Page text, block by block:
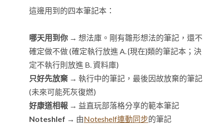
這邊用到的四本筆記本：
哪天用到你 → 想法庫。剛有雛形想法的筆記，還不
確定做不做 (確定執行放進 A. {現在}類的筆記本；決
定不執行則放進 B. 資料庫)
只好先放棄 → 執行中的筆記，最後因故放棄的筆記
(未來可能死灰復燃)
好康道相報 → 益直玩部落格分享的範本筆記
Noteshlef → 由Noteshelf連動同步的筆記